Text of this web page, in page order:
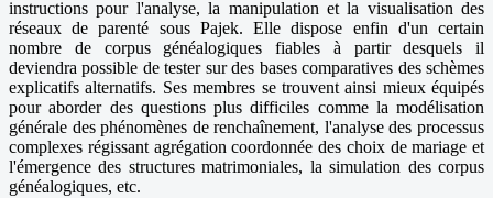
instructions pour l'analyse, la manipulation et la visualisation des
réseaux de parenté sous Pajek. Elle dispose enfin d'un certain
nombre de corpus généalogiques fiables à partir desquels il
deviendra possible de tester sur des bases comparatives des schèmes
explicatifs alternatifs. Ses membres se trouvent ainsi mieux équipés
pour aborder des questions plus difficiles comme la modélisation
générale des phénomènes de renchaînement, l'analyse des processus
complexes régissant agrégation coordonnée des choix de mariage et
l'émergence des structures matrimoniales, la simulation des corpus
généalogiques, etc.